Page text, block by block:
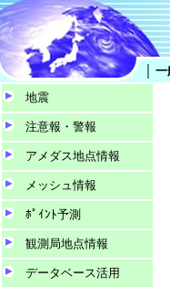
地震
注意報・警報
アメダス地点情報
メッシュ情報
ﾎﾟｲﾝﾄ予測
観測局地点情報
データベース活用
一